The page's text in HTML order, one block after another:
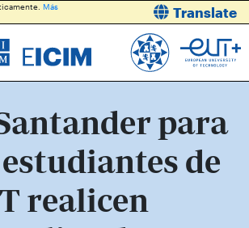
Más
Translate
para
de
realicen